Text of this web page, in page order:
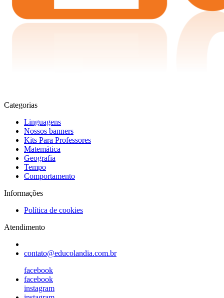
Categorias
Linguagens
Nossos banners
Kits Para Professores
Matemática
Geografia
Tempo
Comportamento
Informações
Política de cookies
Atendimento
contato@educolandia.com.br
facebook
facebook
instagram